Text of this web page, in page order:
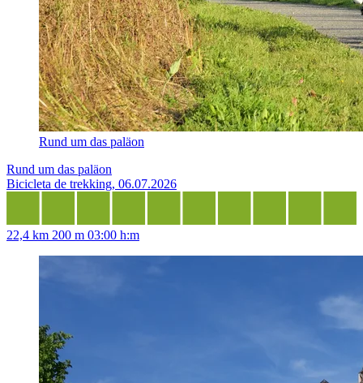
Rund um das paläon
Rund um das paläon
Bicicleta de trekking, 06.07.2026
22,4 km 200 m 03:00 h:m